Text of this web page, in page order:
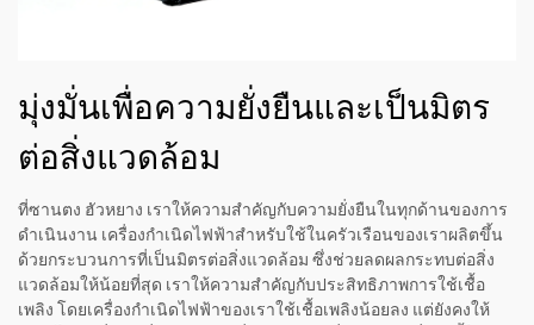
มุ่งมั่นเพื่อความยั่งยืนและเป็นมิตร
ต่อสิ่งแวดล้อม
ที่ซานตง ฮัวหยาง เราให้ความสำคัญกับความยั่งยืนในทุกด้านของการ
ดำเนินงาน เครื่องกำเนิดไฟฟ้าสำหรับใช้ในครัวเรือนของเราผลิตขึ้น
ด้วยกระบวนการที่เป็นมิตรต่อสิ่งแวดล้อม ซึ่งช่วยลดผลกระทบต่อสิ่ง
แวดล้อมให้น้อยที่สุด เราให้ความสำคัญกับประสิทธิภาพการใช้เชื้อ
เพลิง โดยเครื่องกำเนิดไฟฟ้าของเราใช้เชื้อเพลิงน้อยลง แต่ยังคงให้